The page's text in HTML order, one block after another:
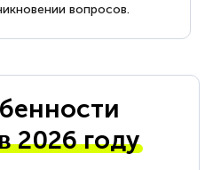
вопросов.
2026 году